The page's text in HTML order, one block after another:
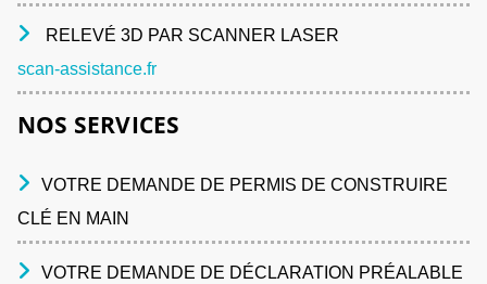
RELEVÉ 3D PAR SCANNER LASER
scan-assistance.fr
NOS SERVICES
VOTRE DEMANDE DE PERMIS DE CONSTRUIRE
CLÉ EN MAIN
VOTRE DEMANDE DE DÉCLARATION PRÉALABLE